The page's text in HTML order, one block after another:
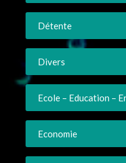
Détente
Divers
Ecole – Education –
Economie